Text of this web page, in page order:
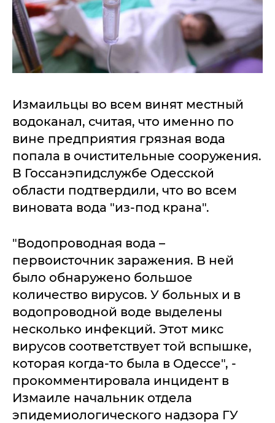
Измаильцы во всем винят местный
водоканал, считая, что именно по
вине предприятия грязная вода
попала в очистительные сооружения.
В Госсанэпидслужбе Одесской
области подтвердили, что во всем
виновата вода "из-под крана".
"Водопроводная вода –
первоисточник заражения. В ней
было обнаружено большое
количество вирусов. У больных и в
водопроводной воде выделены
несколько инфекций. Этот микс
вирусов соответствует той вспышке,
которая когда-то была в Одессе", -
прокомментировала инцидент в
Измаиле начальник отдела
эпидемиологического надзора ГУ